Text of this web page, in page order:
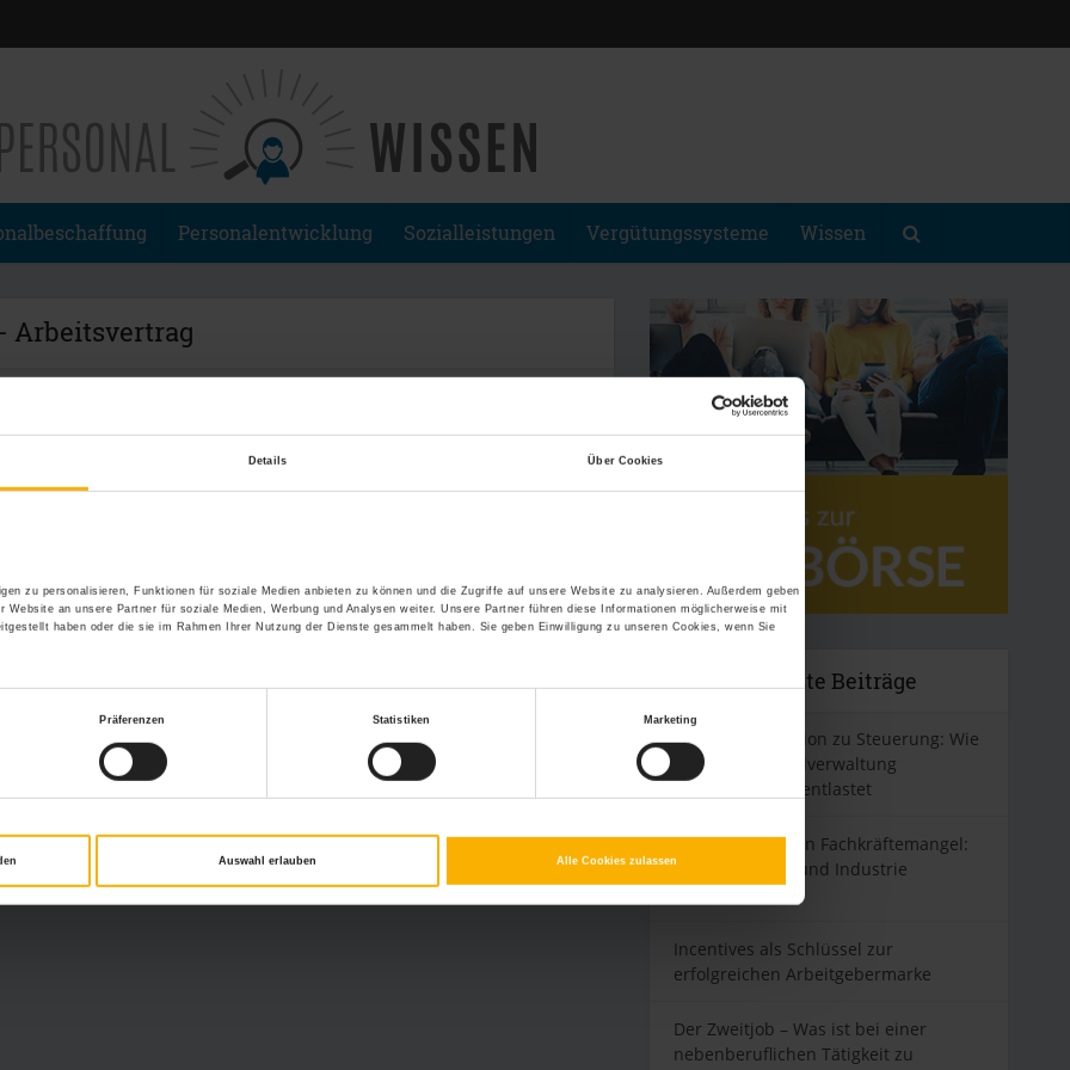
Details Über Cookies
zu personalisieren, Funktionen für soziale Medien anbieten zu können und die Zugriffe auf unsere Website zu analysieren. Außerdem geben
Website an unsere Partner für soziale Medien, Werbung und Analysen weiter. Unsere Partner führen diese Informationen möglicherweise mit
haben oder die sie im Rahmen Ihrer Nutzung der Dienste gesammelt haben. Sie geben Einwilligung zu unseren Cookies, wenn Sie
Präferenzen Statistiken Marketing
Auswahl erlauben Alle Cookies zulassen
Personalentwicklung Sozialleistungen Vergütungssysteme Wissen
Arbeitsvertrag
Thema Arbeitsrecht –...
Neueste Beiträge
Von Administration zu Steuerung: Wie
digitale Personalverwaltung
Führungskräfte entlastet
Kampf gegen den Fachkräftemangel:
So können Bau und Industrie
Incentives als Schlüssel zur
erfolgreichen Arbeitgebermarke
Der Zweitjob – Was ist bei einer
nebenberuflichen Tätigkeit zu